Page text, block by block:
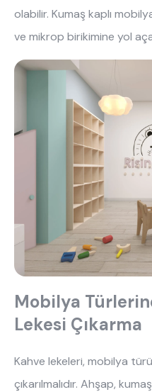
olabilir. Kumaş kaplı
ve mikrop birikimine yol
Mobilya
Lekesi Çıkarma
Kahve lekeleri, mobilya
çıkarılmalıdır. Ahşap,